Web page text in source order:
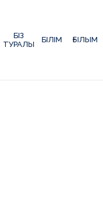
БІЗ
ТУРАЛЫ
БІЛІМ ҒЫЛЫМ